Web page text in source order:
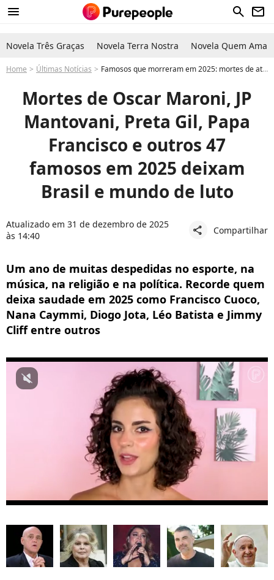
menu search newsletter
Novela Três Graças Novela Terra Nostra Novela Quem Ama
Home Últimas Notícias Famosos que morreram em 2025: mortes de atores, cantores, líderes religiosos e mais famosos causam dor profunda em fãs durante o ano
Mortes de Oscar Maroni, JP
Mantovani, Preta Gil, Papa
Francisco e outros 47
famosos em 2025 deixam
Brasil e mundo de luto
Atualizado em 31 de dezembro de 2025
às 14:40
share Compartilhar
Um ano de muitas despedidas no esporte, na
música, na religião e na política. Recorde quem
deixa saudade em 2025 como Francisco Cuoco,
Nana Caymmi, Diogo Jota, Léo Batista e Jimmy
Cliff entre outros